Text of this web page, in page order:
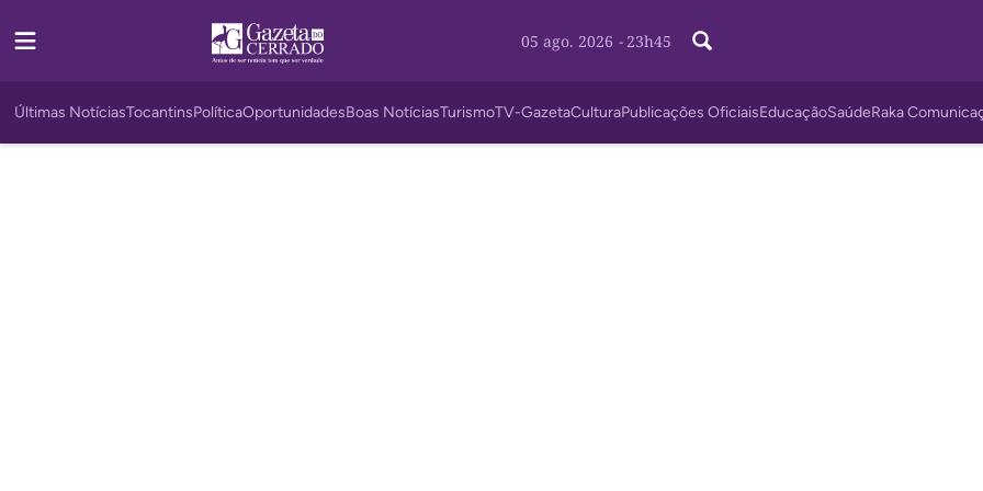
05 ago. 2026 - 23h45
Últimas NotíciasTocantinsPolíticaOportunidadesBoas NotíciasTurismoTV-GazetaCulturaPublicações OficiaisEducaçãoSaúdeRaka